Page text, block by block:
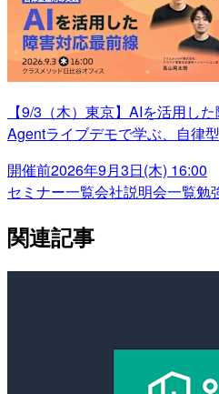
【9/3（木）東京】AIを活用し
Agentライブデモで学ぶ、自律
開催前2026年9月3日(木) 16:00
セミナー一覧会社説明会一覧勉
関連記事